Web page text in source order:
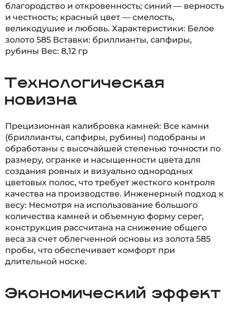
благородство и откровенность; синий — верность
и честность; красный цвет — смелость,
великодушие и любовь. Характеристики: Белое
золото 585 Вставки: бриллианты, сапфиры,
рубины Вес: 8,12 гр
Технологическая
новизна
Прецизионная калибровка камней: Все камни
(бриллианты, сапфиры, рубины) подобраны и
обработаны с высочайшей степенью точности по
размеру, огранке и насыщенности цвета для
создания ровных и визуально однородных
цветовых полос, что требует жесткого контроля
качества на производстве. Инженерный подход к
весу: Несмотря на использование большого
количества камней и объемную форму серег,
конструкция рассчитана на снижение общего
веса за счет облегченной основы из золота 585
пробы, что обеспечивает комфорт при
длительной носке.
Экономический эффект